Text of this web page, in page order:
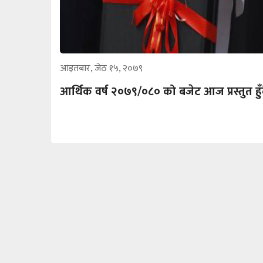
आइतबार, जेठ १५, २०७९
आर्थिक वर्ष २०७९/०८० को बजेट आज प्रस्तुत